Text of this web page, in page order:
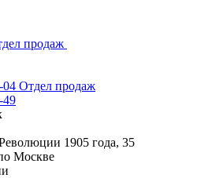
продаж
04 Отдел продаж
49
1905 года, 35
Москве